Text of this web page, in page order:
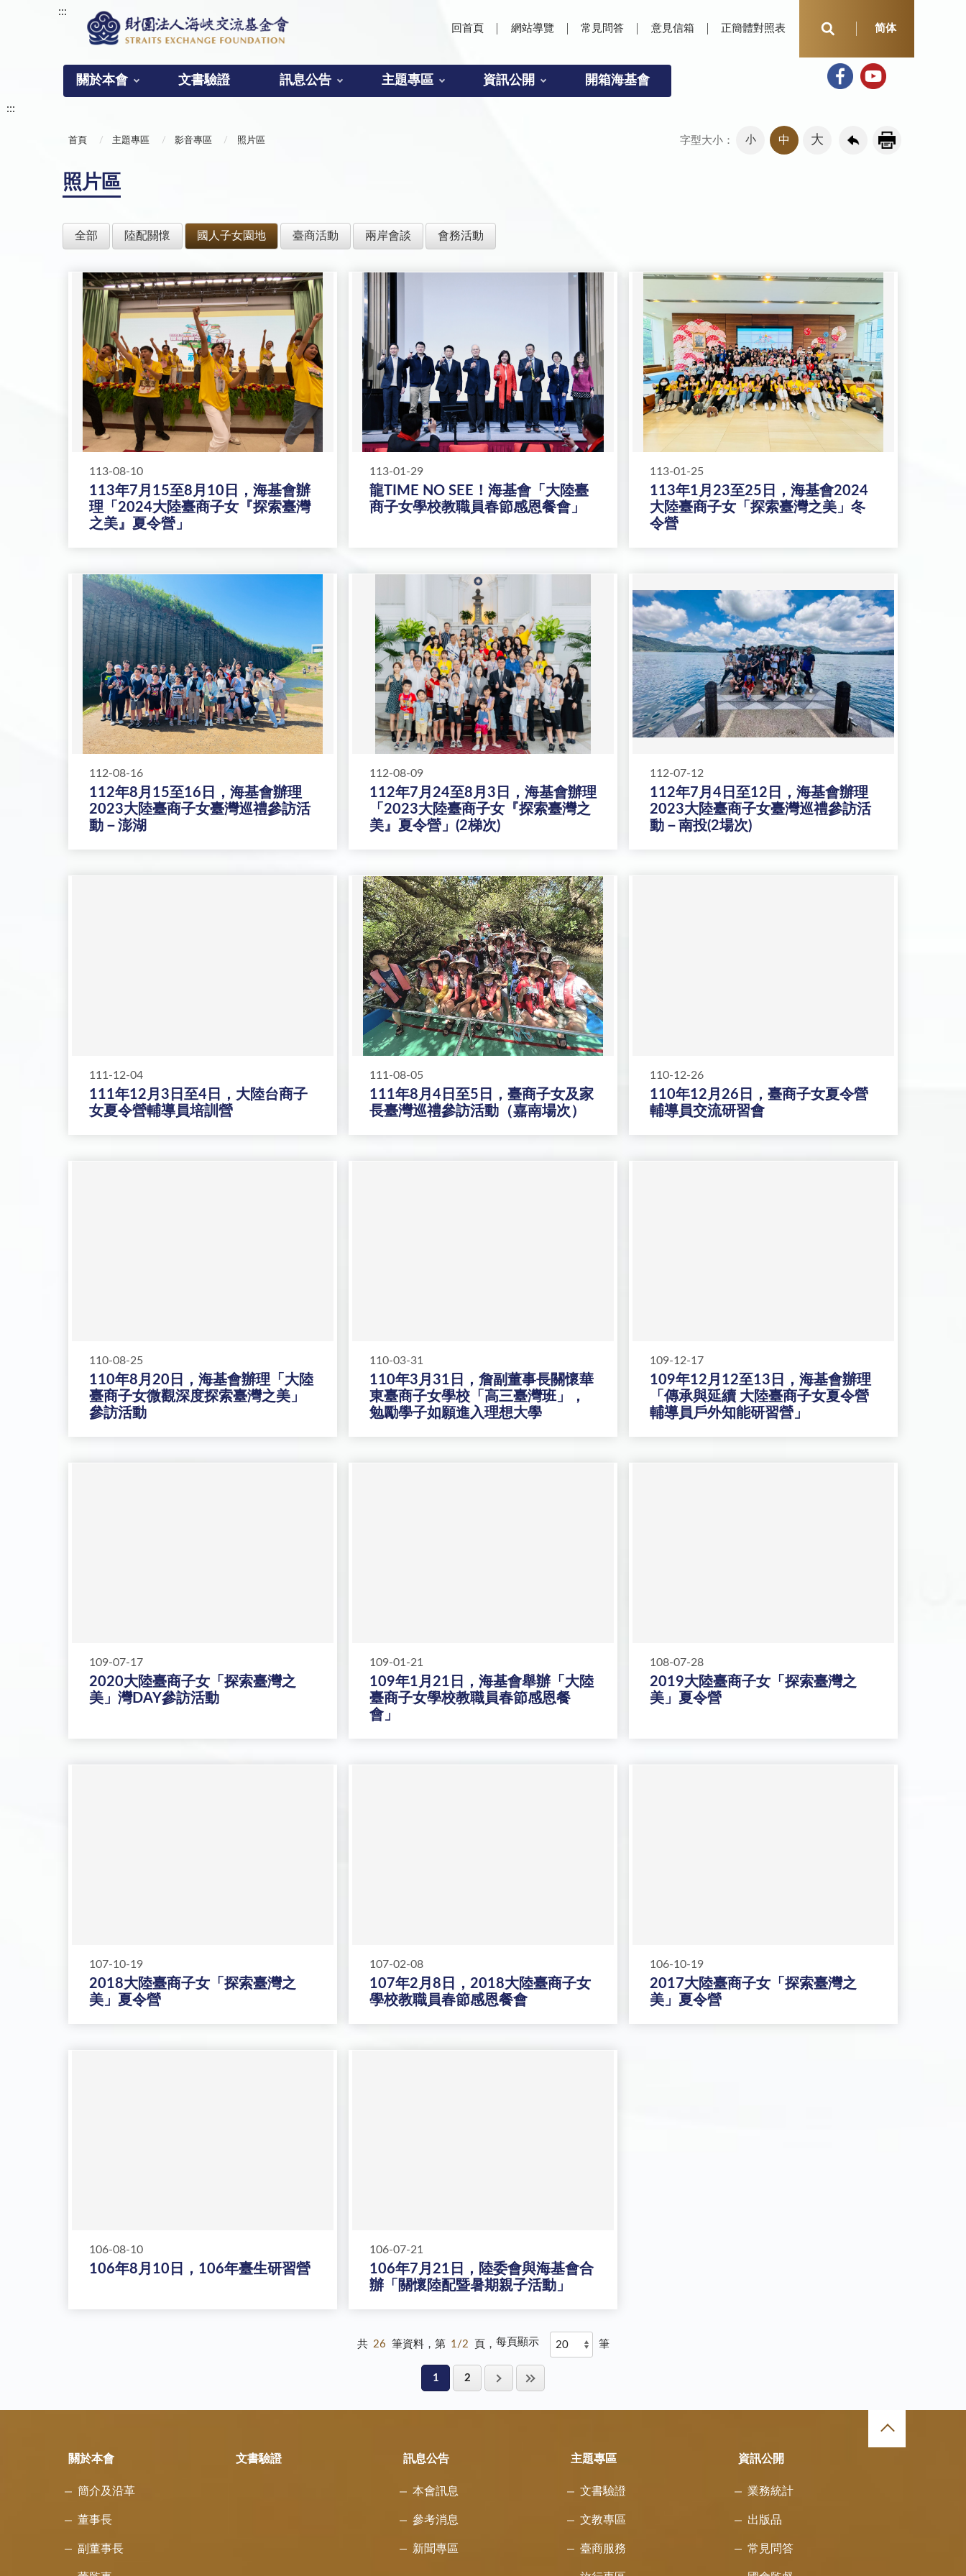
:::
回首頁 網站導覽 常見問答 意見信箱 正簡體對照表 简体
關於本會 文書驗證 訊息公告 主題專區 資訊公開 開箱海基會
:::
首頁 主題專區 影音專區 照片區 字型大小： 小 中 大
照片區
全部 陸配關懷 國人子女園地 臺商活動 兩岸會談 會務活動
113-08-10
113年7月15至8月10日，海基會辦
理「2024大陸臺商子女『探索臺灣
之美』夏令營」
113-01-29
龍TIME NO SEE！海基會「大陸臺
商子女學校教職員春節感恩餐會」
113-01-25
113年1月23至25日，海基會2024
大陸臺商子女「探索臺灣之美」冬
令營
112-08-16
112年8月15至16日，海基會辦理
2023大陸臺商子女臺灣巡禮參訪活
動－澎湖
112-08-09
112年7月24至8月3日，海基會辦理
「2023大陸臺商子女『探索臺灣之
美』夏令營」(2梯次)
112-07-12
112年7月4日至12日，海基會辦理
2023大陸臺商子女臺灣巡禮參訪活
動－南投(2場次)
111-12-04
111年12月3日至4日，大陸台商子
女夏令營輔導員培訓營
111-08-05
111年8月4日至5日，臺商子女及家
長臺灣巡禮參訪活動（嘉南場次）
110-12-26
110年12月26日，臺商子女夏令營
輔導員交流研習會
110-08-25
110年8月20日，海基會辦理「大陸
臺商子女微觀深度探索臺灣之美」
參訪活動
110-03-31
110年3月31日，詹副董事長關懷華
東臺商子女學校「高三臺灣班」，
勉勵學子如願進入理想大學
109-12-17
109年12月12至13日，海基會辦理
「傳承與延續 大陸臺商子女夏令營
輔導員戶外知能研習營」
109-07-17
2020大陸臺商子女「探索臺灣之
美」灣DAY參訪活動
109-01-21
109年1月21日，海基會舉辦「大陸
臺商子女學校教職員春節感恩餐
會」
108-07-28
2019大陸臺商子女「探索臺灣之
美」夏令營
107-10-19
2018大陸臺商子女「探索臺灣之
美」夏令營
107-02-08
107年2月8日，2018大陸臺商子女
學校教職員春節感恩餐會
106-10-19
2017大陸臺商子女「探索臺灣之
美」夏令營
106-08-10
106年8月10日，106年臺生研習營
106-07-21
106年7月21日，陸委會與海基會合
辦「關懷陸配暨暑期親子活動」
共 26 筆資料，第 1/2 頁， 每頁顯示 筆
1 2
關於本會
簡介及沿革
董事長
副董事長
文書驗證 訊息公告
本會訊息
參考消息
新聞專區
主題專區
文書驗證
文教專區
臺商服務
資訊公開
業務統計
出版品
常見問答